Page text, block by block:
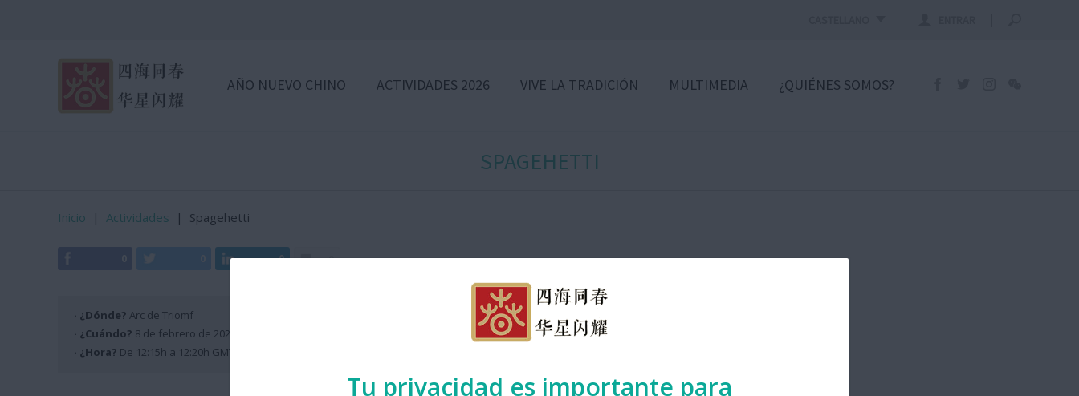
Tu privacidad es importante para
AÑO NUEVO CHINO ACTIVIDADES 2026 VIVE LA TRADICIÓN MULTIMEDIA ¿QUIÉNES SOMOS?
SPAGEHETTI
Inicio | Actividades | Spagehetti
0 0
· ¿Dónde? Arc de Triomf
· ¿Cuándo? 8 de febrero de 2026
· ¿Hora? De 12:15h a 12:20h GMT +2